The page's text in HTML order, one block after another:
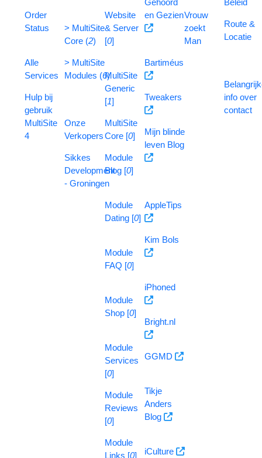
Order
Status
Alle
Services
Hulp bij
gebruik
MultiSite
4
> MultiSite
Core (2)
> MultiSite
Modules (6)
Onze
Verkopers
Sikkes
Development
- Groningen
Website
& Server
[0]
MultiSite
Generic
[1]
MultiSite
Core [0]
Module
Blog [0]
Module
Dating [0]
Module
FAQ [0]
Module
Shop [0]
Module
Services
[0]
Module
Reviews
[0]
Module
Links [0]
en Gezien
Bartiméus
Tweakers
Mijn blinde
leven Blog
AppleTips
Kim Bols
iPhoned
Bright.nl
GGMD
Tikje
Anders
Blog
iCulture
Vrouw
zoekt
Man
Route &
Locatie
info over
contact